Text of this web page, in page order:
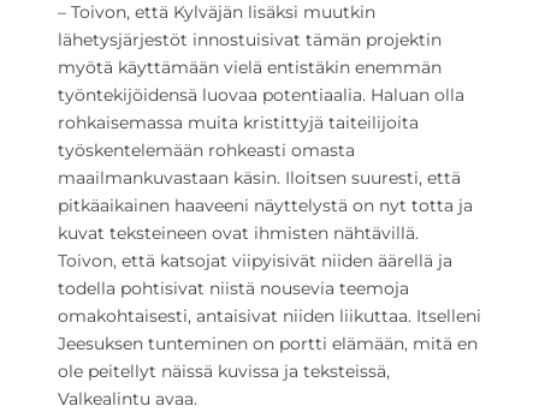
– Toivon, että Kylväjän lisäksi muutkin
lähetysjärjestöt innostuisivat tämän projektin
myötä käyttämään vielä entistäkin enemmän
työntekijöidensä luovaa potentiaalia. Haluan olla
rohkaisemassa muita kristittyjä taiteilijoita
työskentelemään rohkeasti omasta
maailmankuvastaan käsin. Iloitsen suuresti, että
pitkäaikainen haaveeni näyttelystä on nyt totta ja
kuvat teksteineen ovat ihmisten nähtävillä.
Toivon, että katsojat viipyisivät niiden äärellä ja
todella pohtisivat niistä nousevia teemoja
omakohtaisesti, antaisivat niiden liikuttaa. Itselleni
Jeesuksen tunteminen on portti elämään, mitä en
ole peitellyt näissä kuvissa ja teksteissä,
Valkealintu avaa.